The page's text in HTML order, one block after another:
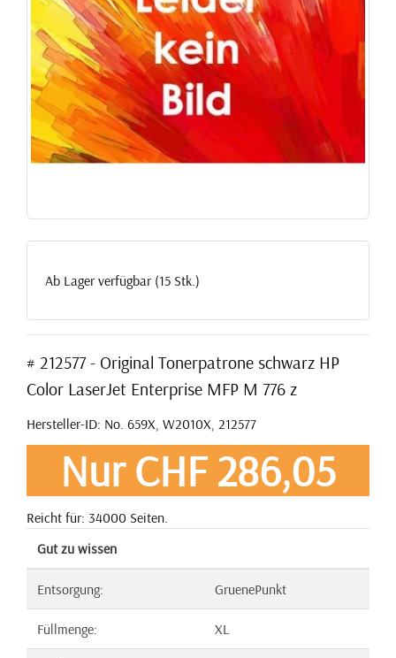
Ab Lager verfügbar (15 Stk.)
# 212577 - Original Tonerpatrone schwarz HP
Color LaserJet Enterprise MFP M 776 z
Hersteller-ID: No. 659X, W2010X, 212577
Nur CHF 286,05
Reicht für: 34000 Seiten.
Gut zu wissen
Entsorgung: GruenePunkt
Füllmenge: XL